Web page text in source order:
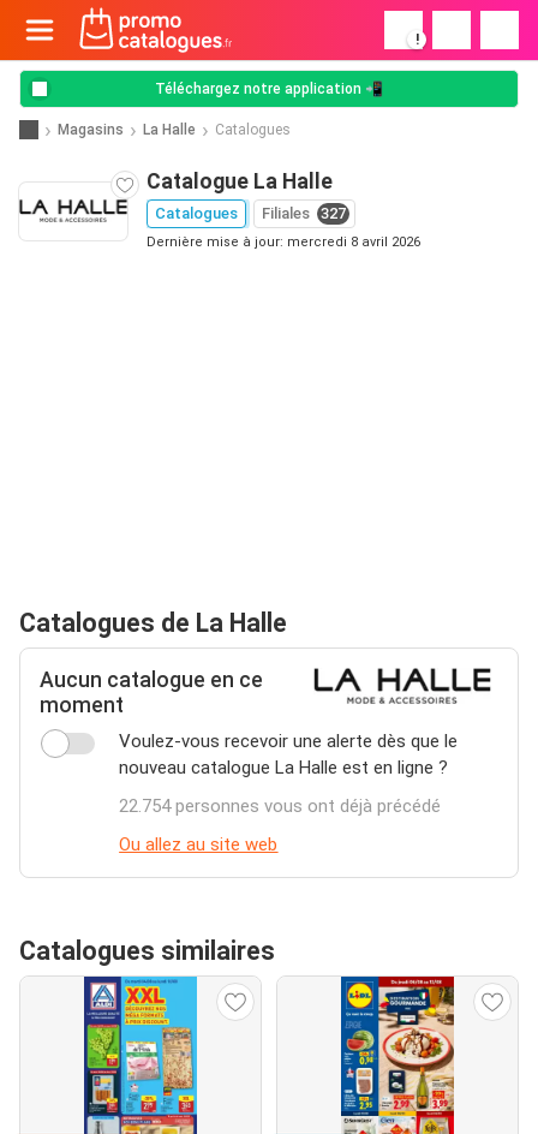
!
Téléchargez notre application 📲
Magasins La Halle Catalogues
Catalogue La Halle
Catalogues Filiales 327
Dernière mise à jour: mercredi 8 avril 2026
Catalogues de La Halle
Aucun catalogue en ce
moment
Voulez-vous recevoir une alerte dès que le
nouveau catalogue La Halle est en ligne ?
22.754 personnes vous ont déjà précédé
Ou allez au site web
Catalogues similaires